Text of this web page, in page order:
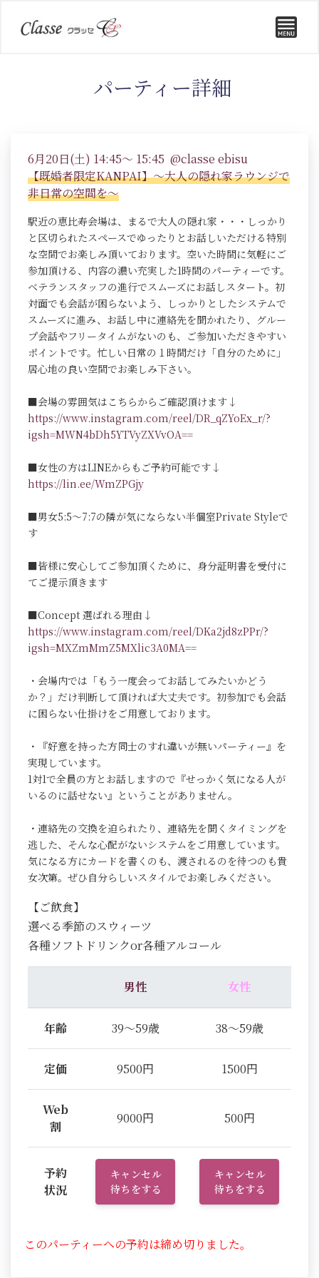
パーティー詳細
6月20日(土) 14:45～ 15:45 @classe ebisu
【既婚者限定KANPAI】～大人の隠れ家ラウンジで
非日常の空間を～
駅近の恵比寿会場は、まるで大人の隠れ家・・・しっかり
と区切られたスペースでゆったりとお話しいただける特別
な空間でお楽しみ頂いております。空いた時間に気軽にご
参加頂ける、内容の濃い充実した1時間のパーティーです。
ベテランスタッフの進行でスムーズにお話しスタート。初
対面でも会話が困らないよう、しっかりとしたシステムで
スムーズに進み、お話し中に連絡先を聞かれたり、グルー
プ会話やフリータイムがないのも、ご参加いただきやすい
ポイントです。忙しい日常の１時間だけ「自分のために」
居心地の良い空間でお楽しみ下さい。
■会場の雰囲気はこちらからご確認頂けます↓
https://www.instagram.com/reel/DR_qZYoEx_r/?
igsh=MWN4bDh5YTVyZXVvOA==
■女性の方はLINEからもご予約可能です↓
https://lin.ee/WmZPGjy
■男女5:5～7:7の隣が気にならない半個室Private Styleで
す
■皆様に安心してご参加頂くために、身分証明書を受付に
てご提示頂きます
■Concept 選ばれる理由↓
https://www.instagram.com/reel/DKa2jd8zPPr/?
igsh=MXZmMmZ5MXlic3A0MA==
・会場内では「もう一度会ってお話してみたいかどう
か？」だけ判断して頂ければ大丈夫です。初参加でも会話
に困らない仕掛けをご用意しております。
・『好意を持った方同士のすれ違いが無いパーティー』を
実現しています。
1対1で全員の方とお話しますので『せっかく気になる人が
いるのに話せない』ということがありません。
・連絡先の交換を迫られたり、連絡先を聞くタイミングを
逃した、そんな心配がないシステムをご用意しています。
気になる方にカードを書くのも、渡されるのを待つのも貴
女次第。ぜひ自分らしいスタイルでお楽しみください。
【ご飲食】
選べる季節のスウィーツ
各種ソフトドリンクor各種アルコール
男性 女性
年齢 39～59歳 38～59歳
定価 9500円 1500円
Web
割
9000円 500円
予約
状況
キャンセル
待ちをする
キャンセル
待ちをする
このパーティーへの予約は締め切りました。